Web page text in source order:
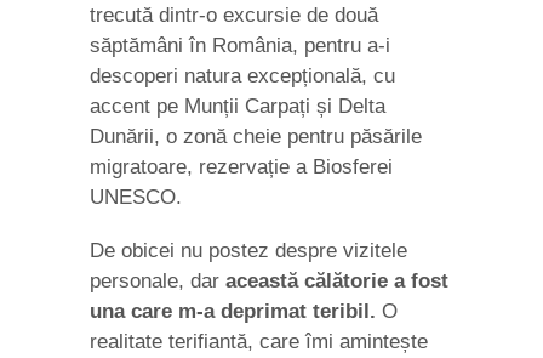
trecută dintr-o excursie de două
săptămâni în România, pentru a-i
descoperi natura excepțională, cu
accent pe Munții Carpați și Delta
Dunării, o zonă cheie pentru păsările
migratoare, rezervație a Biosferei
UNESCO.
De obicei nu postez despre vizitele
personale, dar această călătorie a fost
una care m-a deprimat teribil. O
realitate terifiantă, care îmi amintește